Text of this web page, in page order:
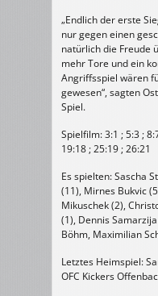
„Endlich der erste
nur gegen einen
natürlich die Freude
mehr Tore und ein
Angriffsspiel wären
gewesen“, sagten
Spiel.
Spielfilm: 3:1 ; 5:3 ;
19:18 ; 25:19 ; 26:21
Es spielten: Sascha
(11), Mirnes Bukvic
Mikuschek (2),
(1), Dennis
Böhm, Maximilian
Letztes Heimspiel:
OFC Kickers